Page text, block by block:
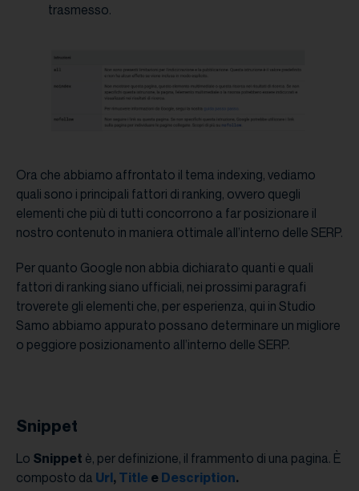
trasmesso.
Ora che abbiamo affrontato il tema indexing, vediamo
quali sono i principali fattori di ranking, ovvero quegli
elementi che più di tutti concorrono a far posizionare il
nostro contenuto in maniera ottimale all’interno delle SERP.
Per quanto Google non abbia dichiarato quanti e quali
fattori di ranking siano ufficiali, nei prossimi paragrafi
troverete gli elementi che, per esperienza, qui in Studio
Samo abbiamo appurato possano determinare un migliore
o peggiore posizionamento all’interno delle SERP.
Snippet
Lo Snippet è, per definizione, il frammento di una pagina. È
composto da Url, Title e Description.